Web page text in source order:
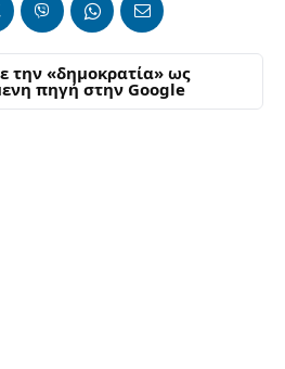
την «δημοκρατία» ως
πηγή στην Google